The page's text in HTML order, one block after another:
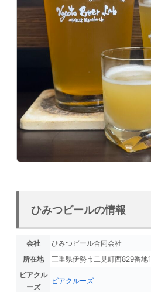
ひみつビールの情報
会社
ひみつビール合同会社
所在地
三重県伊勢市二見町西829番地1
ビアクル
ーズ
ビアクルーズ